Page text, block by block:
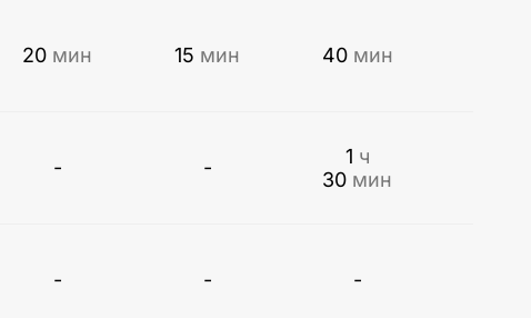
20 мин 15 мин 40 мин
- - 1 ч
30 мин
- - -